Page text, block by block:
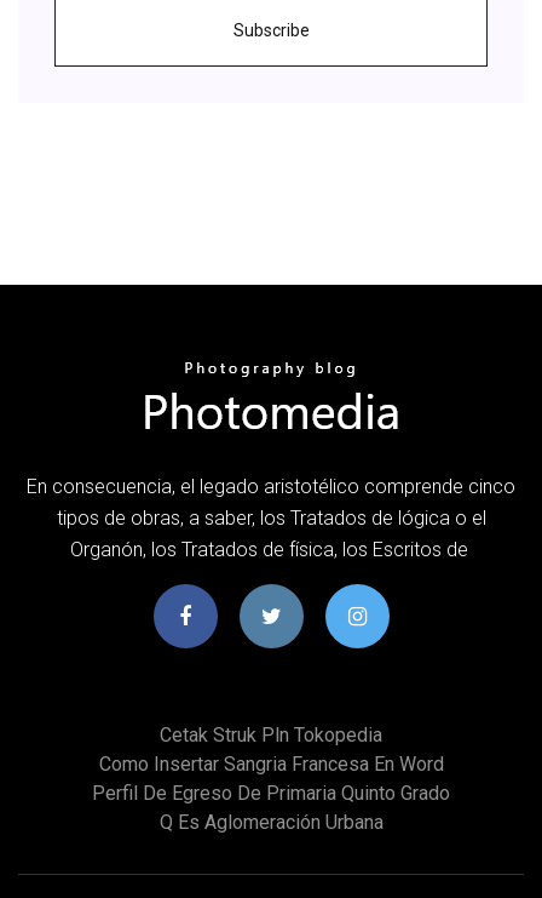
Subscribe
En consecuencia, el legado aristotélico comprende cinco
tipos de obras, a saber, los Tratados de lógica o el
Organón, los Tratados de física, los Escritos de
Cetak Struk Pln Tokopedia
Como Insertar Sangria Francesa En Word
Perfil De Egreso De Primaria Quinto Grado
Q Es Aglomeración Urbana